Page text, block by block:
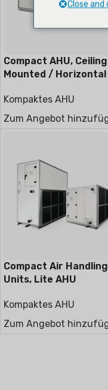
Compact AHU, Ceiling
Mounted / Horizontal
Kompaktes AHU
Zum Angebot
Compact Air Handling
Units, Lite AHU
Kompaktes AHU
Zum Angebot
Close